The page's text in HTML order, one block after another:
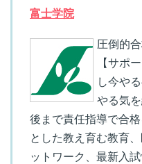
富士学院
圧倒的
【サポ
し今や
やる気
後まで責任指導で合
とした教え育む教育
ットワーク、最新入